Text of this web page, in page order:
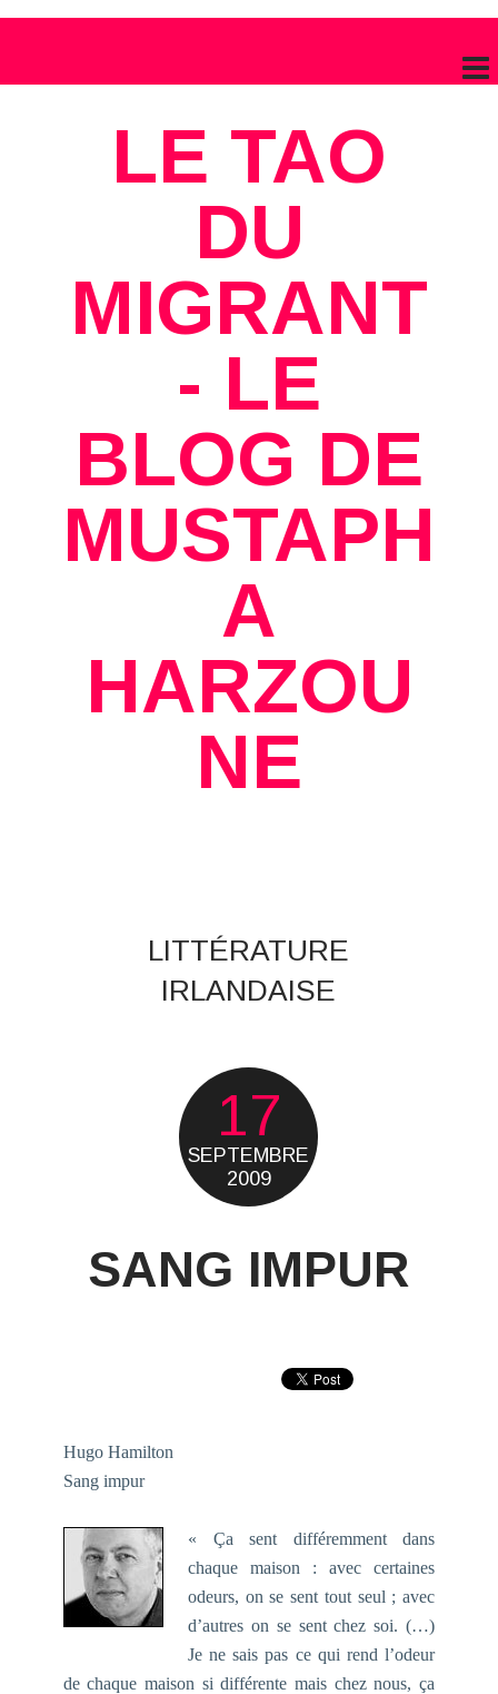
LE TAO
DU
MIGRANT
- LE
BLOG DE
MUSTAPH
A
HARZOU
NE
LITTÉRATURE
IRLANDAISE
17
SEPTEMBRE
2009
SANG IMPUR
Hugo Hamilton
Sang impur
« Ça sent différemment dans
chaque maison : avec certaines
odeurs, on se sent tout seul ; avec
d’autres on se sent chez soi. (…)
Je ne sais pas ce qui rend l’odeur
de chaque maison si différente mais chez nous, ça